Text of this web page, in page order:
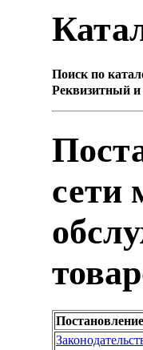
Поиск по
Реквизитный и
сети